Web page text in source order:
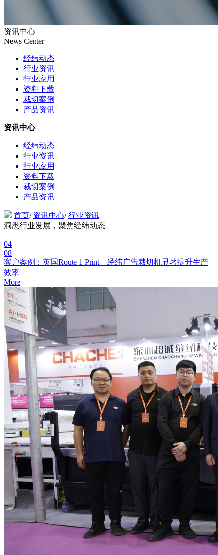
资讯中心
News Center
经纬动态
行业资讯
行业应用
资料下载
裁切案例
产品资讯
资讯中心
经纬动态
行业资讯
行业应用
资料下载
裁切案例
产品资讯
首页/ 资讯中心/行业资讯
洞悉行业发展，聚焦经纬动态
04
08
客户案例：英国Route 1 Print – 经纬广告裁切机显著提升生产
效率
More